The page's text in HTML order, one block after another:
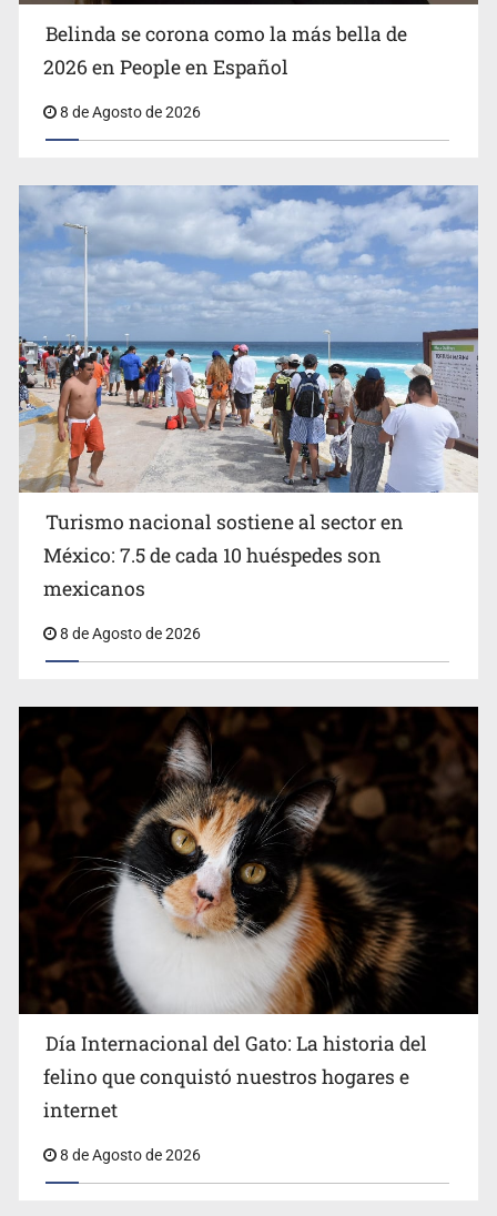
EU reanudará este sábado inspecciones de aguacate en
Michoacán
Belinda se corona como la más bella de 2026 en People
Belinda se corona como la más bella de
2026 en People en Español
8 de Agosto de 2026
Turismo nacional sostiene al sector en
México: 7.5 de cada 10 huéspedes son
mexicanos
8 de Agosto de 2026
Día Internacional del Gato: La historia del
felino que conquistó nuestros hogares e
internet
8 de Agosto de 2026